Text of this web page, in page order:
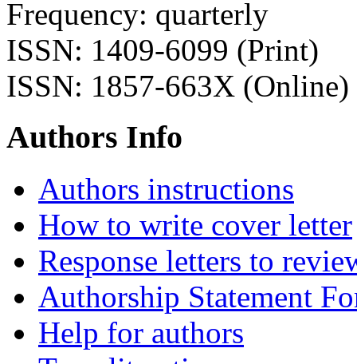
Frequency: quarterly
ISSN: 1409-6099 (Print)
ISSN: 1857-663X (Online)
Authors Info
Authors instructions
How to write cover letter
Response letters to
Authorship Statement
Help for authors